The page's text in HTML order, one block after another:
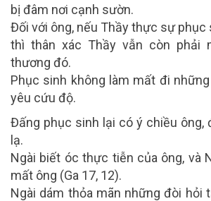
bị đâm nơi cạnh sườn.
Đối với ông, nếu Thầy thực sự phục
thì thân xác Thầy vẫn còn phải
thương đó.
Phục sinh không làm mất đi
yêu cứu độ.
Đấng phục sinh lại có ý chiều ông,
lạ.
Ngài biết óc thực tiễn của ông, và
mất ông (Ga 17, 12).
Ngài dám thỏa mãn những đòi hỏi